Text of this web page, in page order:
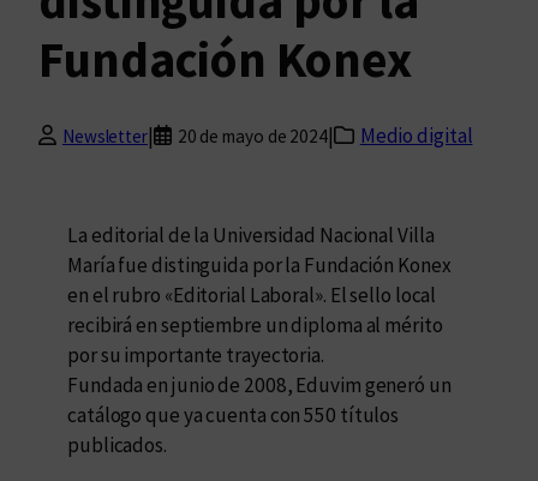
Fundación Konex
Newsletter| 20 de mayo de 2024| Medio digital
La editorial de la Universidad Nacional Villa
María fue distinguida por la Fundación Konex
en el rubro «Editorial Laboral». El sello local
recibirá en septiembre un diploma al mérito
por su importante trayectoria.
Fundada en junio de 2008, Eduvim generó un
catálogo que ya cuenta con 550 títulos
publicados.